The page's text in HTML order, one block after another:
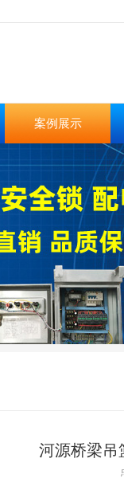
案例展示
河源桥梁吊